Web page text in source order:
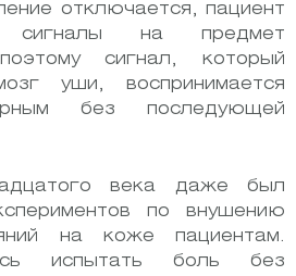
отключается, пациент
сигналы на предмет
сигнал, который
уши, воспринимается
без последующей
века даже был
по внушению
на коже пациентам.
испытать боль без